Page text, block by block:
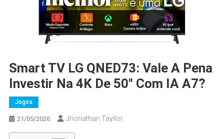
Smart TV LG QNED73: Vale A Pena
Investir Na 4K De 50″ Com IA Α7?
Jogos
21/05/2026 Jhonathan Tayllor